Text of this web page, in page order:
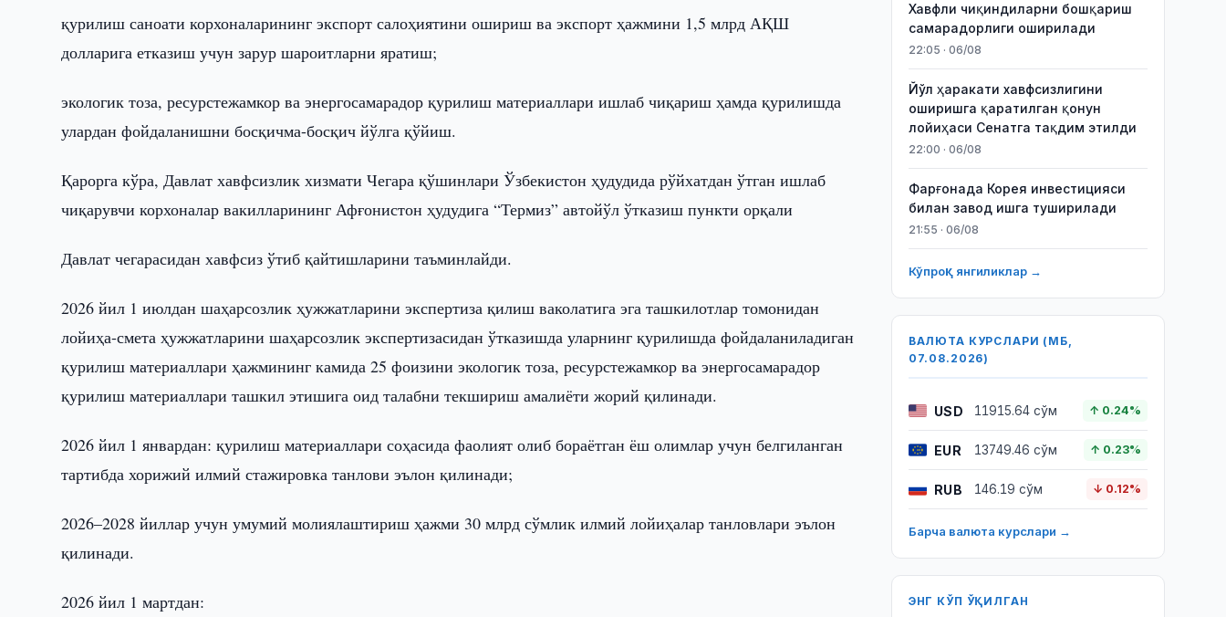
қурилиш саноати корхоналарининг экспорт салоҳиятини ошириш ва экспорт ҳажмини 1,5 млрд АҚШ
долларига етказиш учун зарур шароитларни яратиш;
экологик тоза, ресурстежамкор ва энергосамарадор қурилиш материаллари ишлаб чиқариш ҳамда қурилишда
улардан фойдаланишни босқичма-босқич йўлга қўйиш.
Қарорга кўра, Давлат хавфсизлик хизмати Чегара қўшинлари Ўзбекистон ҳудудида рўйхатдан ўтган ишлаб
чиқарувчи корхоналар вакилларининг Афғонистон ҳудудига “Термиз” автойўл ўтказиш пункти орқали
Давлат чегарасидан хавфсиз ўтиб қайтишларини таъминлайди.
2026 йил 1 июлдан шаҳарсозлик ҳужжатларини экспертиза қилиш ваколатига эга ташкилотлар томонидан
лойиҳа-смета ҳужжатларини шаҳарсозлик экспертизасидан ўтказишда уларнинг қурилишда фойдаланиладиган
қурилиш материаллари ҳажмининг камида 25 фоизини экологик тоза, ресурстежамкор ва энергосамарадор
қурилиш материаллари ташкил этишига оид талабни текшириш амалиёти жорий қилинади.
2026 йил 1 январдан: қурилиш материаллари соҳасида фаолият олиб бораётган ёш олимлар учун белгиланган
тартибда хорижий илмий стажировка танлови эълон қилинади;
2026–2028 йиллар учун умумий молиялаштириш ҳажми 30 млрд сўмлик илмий лойиҳалар танловлари эълон
қилинади.
2026 йил 1 мартдан:
Хавфли чиқиндиларни бошқариш
самарадорлиги оширилади
22:05 · 06/08
Йўл ҳаракати хавфсизлигини
оширишга қаратилган қонун
лойиҳаси Сенатга тақдим этилди
22:00 · 06/08
Фарғонада Корея инвестицияси
билан завод ишга туширилади
21:55 · 06/08
Кўпроқ янгиликлар →
ВАЛЮТА КУРСЛАРИ (МБ,
07.08.2026)
USD 11915.64 сўм ↑ 0.24%
EUR 13749.46 сўм ↑ 0.23%
RUB 146.19 сўм ↓ 0.12%
Барча валюта курслари →
ЭНГ КЎП ЎҚИЛГАН